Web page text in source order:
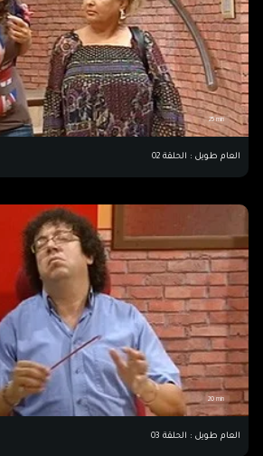
25 min
العام طويل : الحلقة 02
20 min
العام طويل : الحلقة 03